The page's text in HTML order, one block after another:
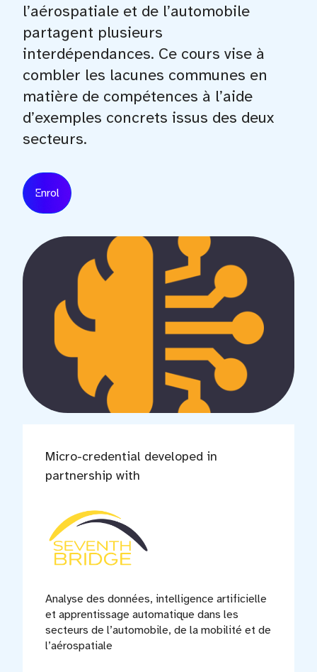
l’aérospatiale et de l’automobile
partagent plusieurs
interdépendances. Ce cours vise à
combler les lacunes communes en
matière de compétences à l’aide
d’exemples concrets issus des deux
secteurs.
Enrol
Micro-credential developed in
partnership with
Analyse des données, intelligence artificielle
et apprentissage automatique dans les
secteurs de l’automobile, de la mobilité et de
l’aérospatiale